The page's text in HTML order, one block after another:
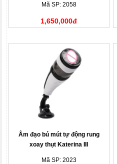
Mã SP: 2058
1,650,000đ
Âm đạo bú mút tự động rung
xoay thụt Katerina III
Mã SP: 2023